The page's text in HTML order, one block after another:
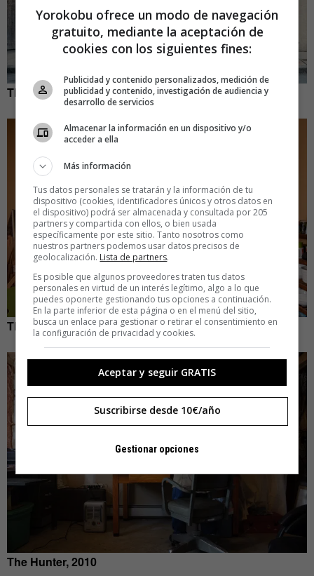
The Cowboy, 2010
The Critic, 2010
The Hunter, 2010
Yorokobu ofrece un modo de navegación
gratuito, mediante la aceptación de
cookies con los siguientes fines:
Publicidad y contenido personalizados, medición de
publicidad y contenido, investigación de audiencia y
desarrollo de servicios
Almacenar la información en un dispositivo y/o
acceder a ella
Más información
Tus datos personales se tratarán y la información de tu
dispositivo (cookies, identificadores únicos y otros datos en
el dispositivo) podrá ser almacenada y consultada por 205
partners y compartida con ellos, o bien usada
específicamente por este sitio. Tanto nosotros como
nuestros partners podemos usar datos precisos de
geolocalización. Lista de partners.
Es posible que algunos proveedores traten tus datos
personales en virtud de un interés legítimo, algo a lo que
puedes oponerte gestionando tus opciones a continuación.
En la parte inferior de esta página o en el menú del sitio,
busca un enlace para gestionar o retirar el consentimiento en
la configuración de privacidad y cookies.
Aceptar y seguir GRATIS
Suscribirse desde 10€/año
Gestionar opciones